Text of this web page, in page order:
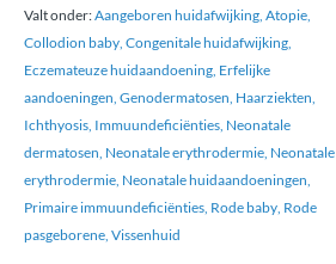
groep aandoeningen waarbij buitenste
laag van de huid, de hoornlaag, niet goed
aangelegd is. Syndroom van Netherton
is niet besmettelijk. Ontstaan De
aandoening […]
Valt onder:Aangeboren huidafwijking Atopie
Collodion baby Congenitale huidafwijking
Eczemateuze huidaandoening Erfelijke
aandoeningen Genodermatosen Haarziekten
Ichthyosis Immuundeficiënties Neonatale
dermatosen Neonatale erythrodermie Neonatale
erythrodermie Neonatale huidaandoeningen
Primaire immuundeficiënties Rode baby Rode
pasgeborene Vissenhuid